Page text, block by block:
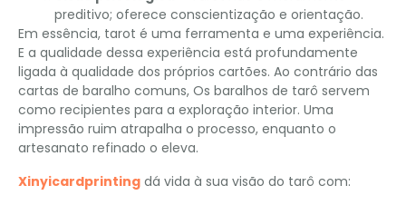
preditivo; oferece conscientização e orientação.
Em essência, tarot é uma ferramenta e uma experiência.
E a qualidade dessa experiência está profundamente
ligada à qualidade dos próprios cartões. Ao contrário das
cartas de baralho comuns, Os baralhos de tarô servem
como recipientes para a exploração interior. Uma
impressão ruim atrapalha o processo, enquanto o
artesanato refinado o eleva.
Xinyicardprinting dá vida à sua visão do tarô com: